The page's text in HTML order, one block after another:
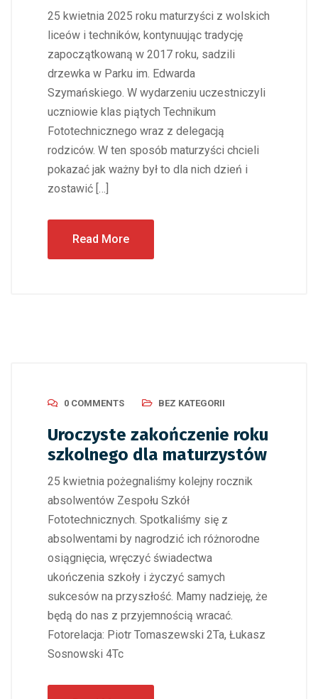
25 kwietnia 2025 roku maturzyści z wolskich
liceów i techników, kontynuując tradycję
zapoczątkowaną w 2017 roku, sadzili
drzewka w Parku im. Edwarda
Szymańskiego. W wydarzeniu uczestniczyli
uczniowie klas piątych Technikum
Fototechnicznego wraz z delegacją
rodziców. W ten sposób maturzyści chcieli
pokazać jak ważny był to dla nich dzień i
zostawić […]
Read More
0 COMMENTS BEZ KATEGORII
Uroczyste zakończenie roku
szkolnego dla maturzystów
25 kwietnia pożegnaliśmy kolejny rocznik
absolwentów Zespołu Szkół
Fototechnicznych. Spotkaliśmy się z
absolwentami by nagrodzić ich różnorodne
osiągnięcia, wręczyć świadectwa
ukończenia szkoły i życzyć samych
sukcesów na przyszłość. Mamy nadzieję, że
będą do nas z przyjemnością wracać.
Fotorelacja: Piotr Tomaszewski 2Ta, Łukasz
Sosnowski 4Tc